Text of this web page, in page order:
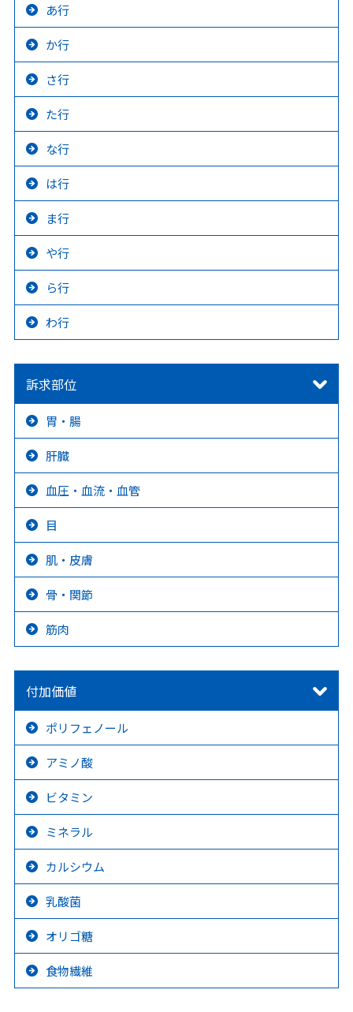
あ行
か行
さ行
た行
な行
は行
ま行
や行
ら行
わ行
訴求部位
胃・腸
肝臓
血圧・血流・血管
目
肌・皮膚
骨・関節
筋肉
付加価値
ポリフェノール
アミノ酸
ビタミン
ミネラル
カルシウム
乳酸菌
オリゴ糖
食物繊維